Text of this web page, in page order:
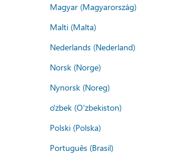
Magyar (Magyarország)
Malti (Malta)
Nederlands (Nederland)
Norsk (Norge)
Nynorsk (Noreg)
o'zbek (O'zbekiston)
Polski (Polska)
Português (Brasil)